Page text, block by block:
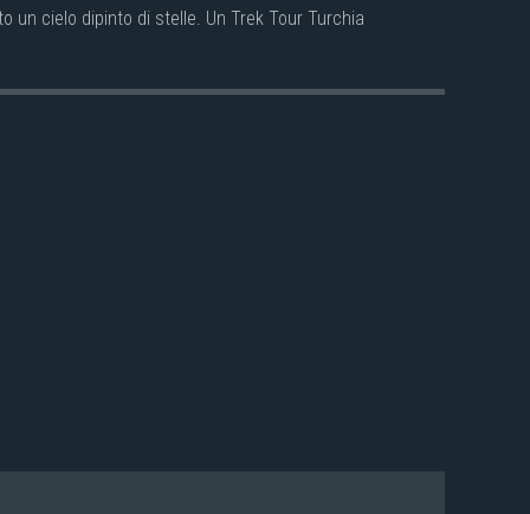
un cielo dipinto di stelle. Un Trek Tour Turchia